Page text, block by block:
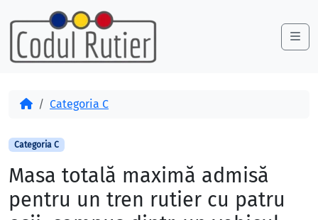
Skip to content
Skip to footer
AcasăCategoria C
Categoria C
Masa totală maximă admisă
pentru un tren rutier cu patru